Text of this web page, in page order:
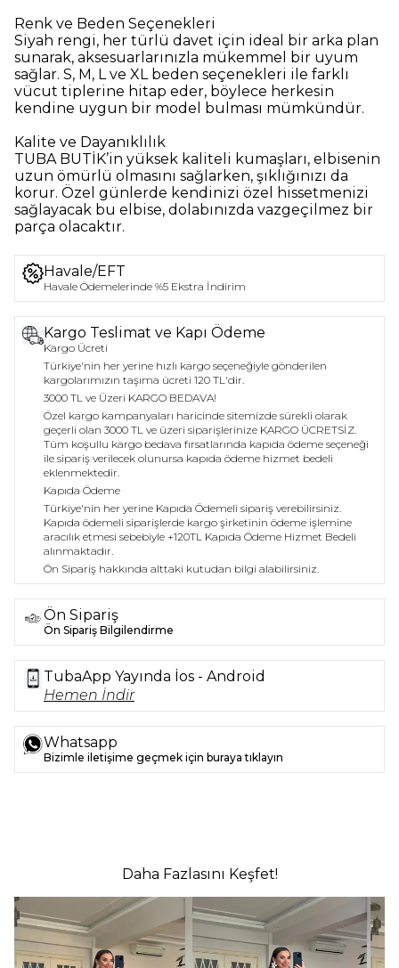
Renk ve Beden Seçenekleri
Siyah rengi, her türlü davet için ideal bir arka plan
sunarak, aksesuarlarınızla mükemmel bir uyum
sağlar. S, M, L ve XL beden seçenekleri ile farklı
vücut tiplerine hitap eder, böylece herkesin
kendine uygun bir model bulması mümkündür.
Kalite ve Dayanıklılık
TUBA BUTİK’in yüksek kaliteli kumaşları, elbisenin
uzun ömürlü olmasını sağlarken, şıklığınızı da
korur. Özel günlerde kendinizi özel hissetmenizi
sağlayacak bu elbise, dolabınızda vazgeçilmez bir
parça olacaktır.
Dik yaka sırt dekolteli uzun elbise, zarafeti ve
şıklığı bir arada sunarak, özel anlarınızı daha da
unutulmaz kılmak için tasarlanmıştır.
Havale/EFT
Havale Ödemelerinde %5 Ekstra İndirim
Kargo Teslimat ve Kapı Ödeme
Kargo Ücreti
Türkiye'nin her yerine hızlı kargo seçeneğiyle gönderilen
kargolarımızın taşıma ücreti 120 TL'dir.
3000 TL ve Üzeri KARGO BEDAVA!
Özel kargo kampanyaları haricinde sitemizde sürekli olarak
geçerli olan 3000 TL ve üzeri siparişlerinize KARGO ÜCRETSİZ.
Tüm koşullu kargo bedava fırsatlarında kapıda ödeme seçeneği
ile sipariş verilecek olunursa kapıda ödeme hizmet bedeli
eklenmektedir.
Kapıda Ödeme
Türkiye'nin her yerine Kapıda Ödemeli sipariş verebilirsiniz.
Kapıda ödemeli siparişlerde kargo şirketinin ödeme işlemine
aracılık etmesi sebebiyle +120TL Kapıda Ödeme Hizmet Bedeli
alınmaktadır.
Ön Sipariş hakkında alttaki kutudan bilgi alabilirsiniz.
Ön Sipariş
Ön Sipariş Bilgilendirme
TubaApp Yayında İos - Android
Hemen İndir
Whatsapp
Bizimle iletişime geçmek için buraya tıklayın
Daha Fazlasını Keşfet!